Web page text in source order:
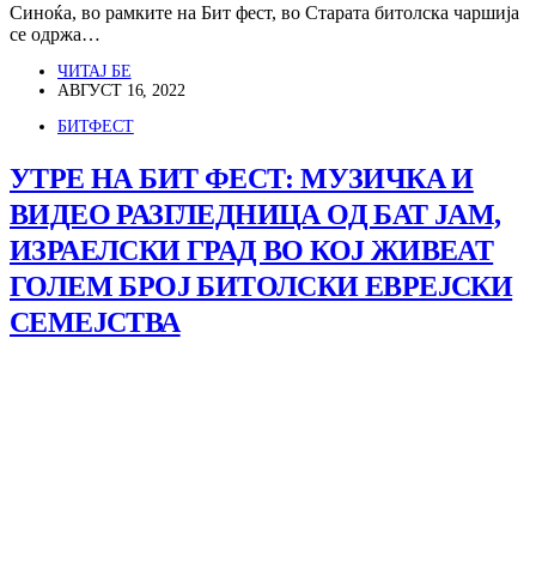
Синоќа, во рамките на Бит фест, во Старата битолска чаршија
се одржа…
ЧИТАЈ БЕ
АВГУСТ 16, 2022
БИТФЕСТ
УТРЕ НА БИТ ФЕСТ: МУЗИЧКА И
ВИДЕО РАЗГЛЕДНИЦА ОД БАТ ЈАМ,
ИЗРАЕЛСКИ ГРАД ВО КОЈ ЖИВЕАТ
ГОЛЕМ БРОЈ БИТОЛСКИ ЕВРЕЈСКИ
СЕМЕЈСТВА